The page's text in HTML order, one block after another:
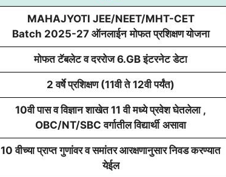
MAHAJYOTI JEE/NEET/MHT-CET
Batch 2025-27 ऑनलाईन मोफत प्रशिक्षण योजना
मोफत टॅबलेट व दररोज 6.GB इंटरनेट डेटा
2 वर्षे प्रशिक्षण (11वी ते 12वी पर्यंत)
10वी पास व विज्ञान शाखेत 11 वी मध्ये प्रवेश घेतलेला ,
OBC/NT/SBC वर्गातील विद्यार्थी असावा
10 वीच्या प्राप्त गुणांवर व समांतर आरक्षणानुसार निवड करण्यात
येईल